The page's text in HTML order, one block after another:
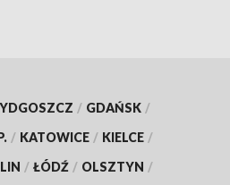
/ GDAŃSK /
/ KATOWICE / KIELCE /
/ ŁÓDŹ / OLSZTYN /